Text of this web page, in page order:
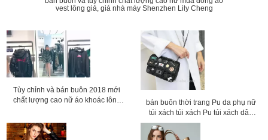
vest lông giả, giá nhà máy Shenzhen Lily Cheng
Tùy chỉnh và bán buôn 2018 mới
chất lượng cao nữ áo khoác lông
bán buôn thời trang Pu da phụ nữ
túi xách túi xách Pu túi xách dây
chuyền, túi crossbody,Giá nhà máy
Shenzhen Lily Cheng